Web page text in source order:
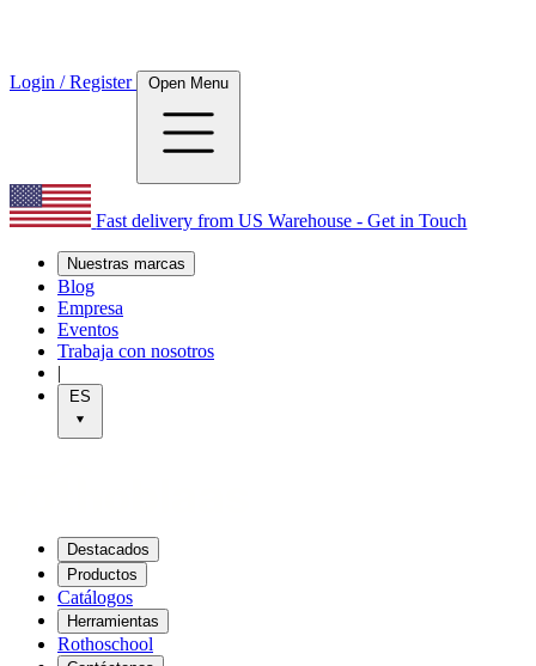
Login / Register Open Menu
Fast delivery from US Warehouse - Get in Touch
Nuestras marcas
Blog
Empresa
Eventos
Trabaja con nosotros
|
ES
Destacados
Productos
Catálogos
Herramientas
Rothoschool